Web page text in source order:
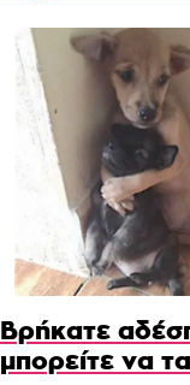
Βρήκατε
μπορείτε να